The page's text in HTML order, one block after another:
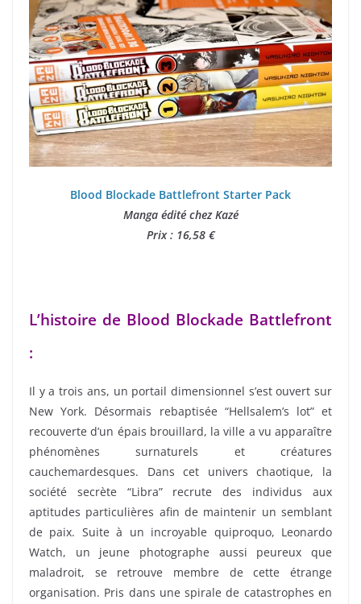
Blood Blockade Battlefront Starter Pack
Manga édité chez Kazé
Prix : 16,58 €
L’histoire de Blood Blockade Battlefront
:
Il y a trois ans, un portail dimensionnel s’est ouvert sur
New York. Désormais rebaptisée “Hellsalem’s lot” et
recouverte d’un épais brouillard, la ville a vu apparaître
phénomènes surnaturels et créatures
cauchemardesques. Dans cet univers chaotique, la
société secrète “Libra” recrute des individus aux
aptitudes particulières afin de maintenir un semblant
de paix. Suite à un incroyable quiproquo, Leonardo
Watch, un jeune photographe aussi peureux que
maladroit, se retrouve membre de cette étrange
organisation. Pris dans une spirale de catastrophes en